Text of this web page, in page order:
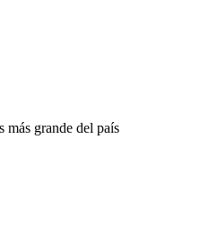
más grande del país